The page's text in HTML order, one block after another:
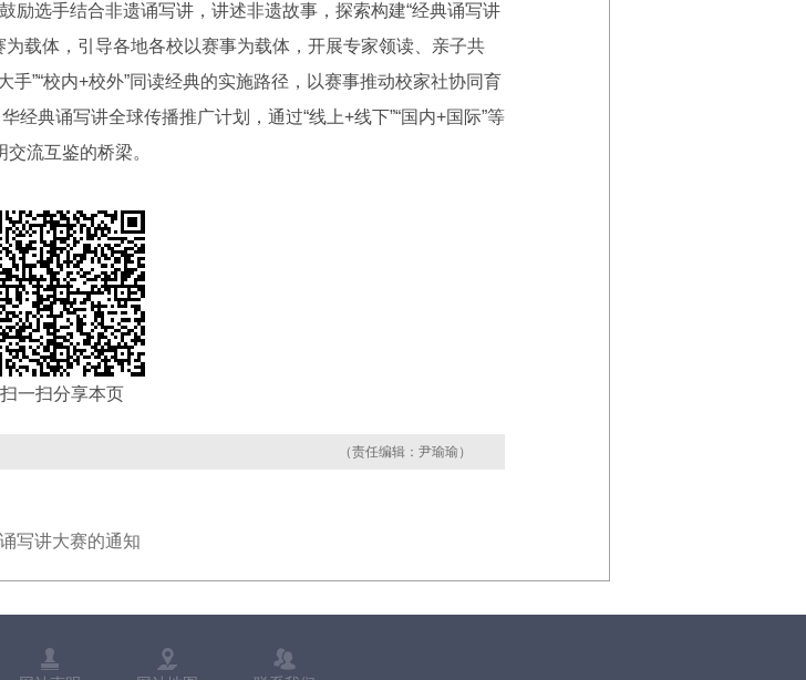
励选手结合非遗诵写讲，讲述非遗故事，探索构建“经典诵写讲
载体，引导各地各校以赛事为载体，开展专家领读、亲子共
”“校内+校外”同读经典的实施路径，以赛事推动校家社协同育
经典诵写讲全球传播推广计划，通过“线上+线下”“国内+国际”等
流互鉴的桥梁。
扫一扫分享本页
（责任编辑：尹瑜瑜）
写讲大赛的通知